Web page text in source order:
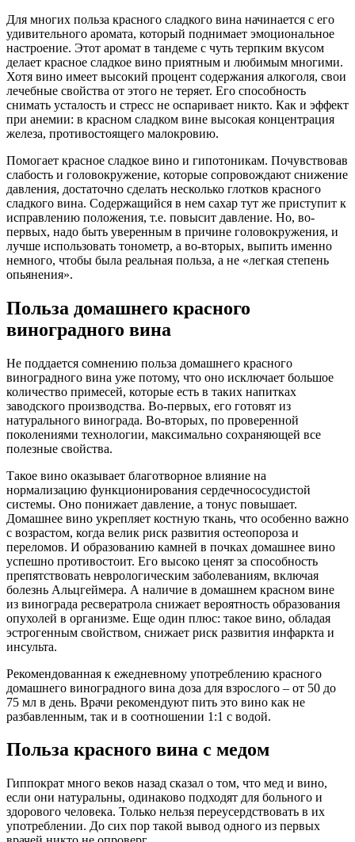
Для многих польза красного сладкого вина начинается с его
удивительного аромата, который поднимает эмоциональное
настроение. Этот аромат в тандеме с чуть терпким вкусом
делает красное сладкое вино приятным и любимым многими.
Хотя вино имеет высокий процент содержания алкоголя, свои
лечебные свойства от этого не теряет. Его способность
снимать усталость и стресс не оспаривает никто. Как и эффект
при анемии: в красном сладком вине высокая концентрация
железа, противостоящего малокровию.
Помогает красное сладкое вино и гипотоникам. Почувствовав
слабость и головокружение, которые сопровождают снижение
давления, достаточно сделать несколько глотков красного
сладкого вина. Содержащийся в нем сахар тут же приступит к
исправлению положения, т.е. повысит давление. Но, во-
первых, надо быть уверенным в причине головокружения, и
лучше использовать тонометр, а во-вторых, выпить именно
немного, чтобы была реальная польза, а не «легкая степень
опьянения».
Польза домашнего красного
виноградного вина
Не поддается сомнению польза домашнего красного
виноградного вина уже потому, что оно исключает большое
количество примесей, которые есть в таких напитках
заводского производства. Во-первых, его готовят из
натурального винограда. Во-вторых, по проверенной
поколениями технологии, максимально сохраняющей все
полезные свойства.
Такое вино оказывает благотворное влияние на
нормализацию функционирования сердечнососудистой
системы. Оно понижает давление, а тонус повышает.
Домашнее вино укрепляет костную ткань, что особенно важно
с возрастом, когда велик риск развития остеопороза и
переломов. И образованию камней в почках домашнее вино
успешно противостоит. Его высоко ценят за способность
препятствовать неврологическим заболеваниям, включая
болезнь Альцгеймера. А наличие в домашнем красном вине
из винограда ресвератрола снижает вероятность образования
опухолей в организме. Еще один плюс: такое вино, обладая
эстрогенным свойством, снижает риск развития инфаркта и
инсульта.
Рекомендованная к ежедневному употреблению красного
домашнего виноградного вина доза для взрослого – от 50 до
75 мл в день. Врачи рекомендуют пить это вино как не
разбавленным, так и в соотношении 1:1 с водой.
Польза красного вина с медом
Гиппократ много веков назад сказал о том, что мед и вино,
если они натуральны, одинаково подходят для больного и
здорового человека. Только нельзя переусердствовать в их
употреблении. До сих пор такой вывод одного из первых